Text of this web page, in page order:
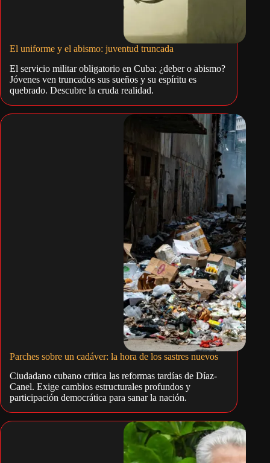
El uniforme y el abismo: juventud truncada
El servicio militar obligatorio en Cuba: ¿deber o abismo?
Jóvenes ven truncados sus sueños y su espíritu es
quebrado. Descubre la cruda realidad.
Parches sobre un cadáver: la hora de los sastres nuevos
Ciudadano cubano critica las reformas tardías de Díaz-
Canel. Exige cambios estructurales profundos y
participación democrática para sanar la nación.